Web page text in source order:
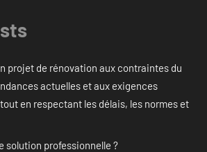
projet de rénovation aux contraintes du
actuelles et aux exigences
en respectant les délais, les normes et
solution professionnelle ?